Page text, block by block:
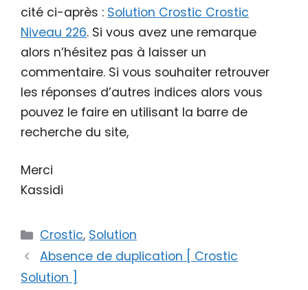
cité ci-après : Solution Crostic Crostic
Niveau 226. Si vous avez une remarque
alors n’hésitez pas à laisser un
commentaire. Si vous souhaiter retrouver
les réponses d’autres indices alors vous
pouvez le faire en utilisant la barre de
recherche du site,
Merci
Kassidi
Catégories
Crostic, Solution
Absence de duplication [ Crostic
Solution ]